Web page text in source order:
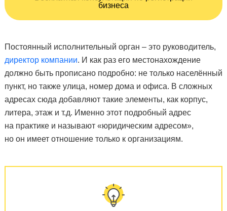
бизнеса
Постоянный исполнительный орган – это руководитель,
директор компании. И как раз его местонахождение
должно быть прописано подробно: не только населённый
пункт, но также улица, номер дома и офиса. В сложных
адресах сюда добавляют такие элементы, как корпус,
литера, этаж и т.д. Именно этот подробный адрес
на практике и называют «юридическим адресом»,
но он имеет отношение только к организациям.